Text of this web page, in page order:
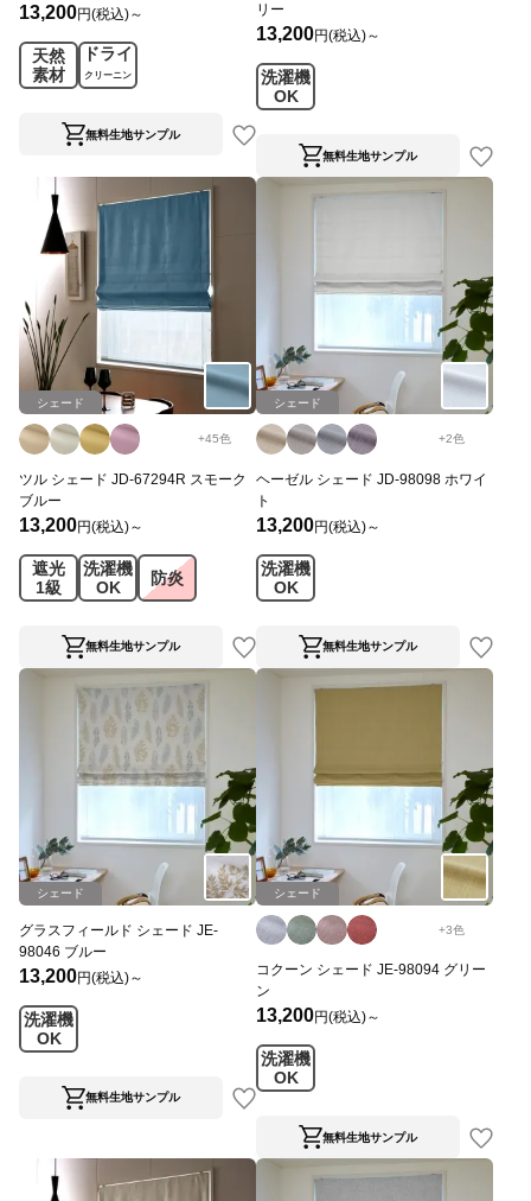
13,200円(税込)～
天然
素材
ドライ
クリーニン
無料生地サンプル
リー
13,200円(税込)～
洗濯機
OK
無料生地サンプル
シェード
+45色
ツル シェード JD-67294R スモーク
ブルー
13,200円(税込)～
遮光
1級
洗濯機
OK
防炎
無料生地サンプル
シェード
+2色
ヘーゼル シェード JD-98098 ホワイ
ト
13,200円(税込)～
洗濯機
OK
無料生地サンプル
シェード
グラスフィールド シェード JE-
98046 ブルー
13,200円(税込)～
洗濯機
OK
無料生地サンプル
シェード
+3色
コクーン シェード JE-98094 グリー
ン
13,200円(税込)～
洗濯機
OK
無料生地サンプル